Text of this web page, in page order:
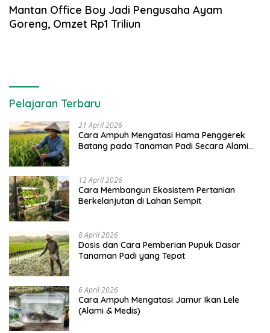
Mantan Office Boy Jadi Pengusaha Ayam
Goreng, Omzet Rp1 Triliun
Pelajaran Terbaru
21 April 2026
Cara Ampuh Mengatasi Hama Penggerek
Batang pada Tanaman Padi Secara Alami
12 April 2026
Cara Membangun Ekosistem Pertanian
Berkelanjutan di Lahan Sempit
8 April 2026
Dosis dan Cara Pemberian Pupuk Dasar
Tanaman Padi yang Tepat
6 April 2026
Cara Ampuh Mengatasi Jamur Ikan Lele
(Alami & Medis)